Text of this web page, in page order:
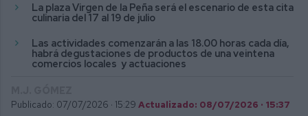
La plaza Virgen de la Peña será el escenario de esta cita
culinaria del 17 al 19 de julio
Las actividades comenzarán a las 18.00 horas cada día,
habrá degustaciones de productos de una veintena
comercios locales y actuaciones
Publicado: 07/07/2026 · 15:29 Actualizado: 08/07/2026 · 15:37